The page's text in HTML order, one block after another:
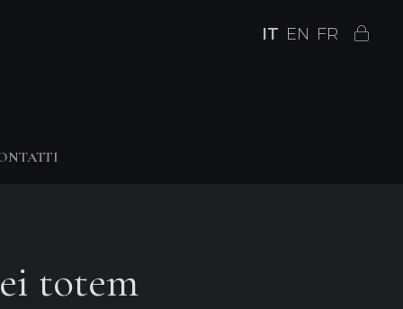
IT EN FR
totem